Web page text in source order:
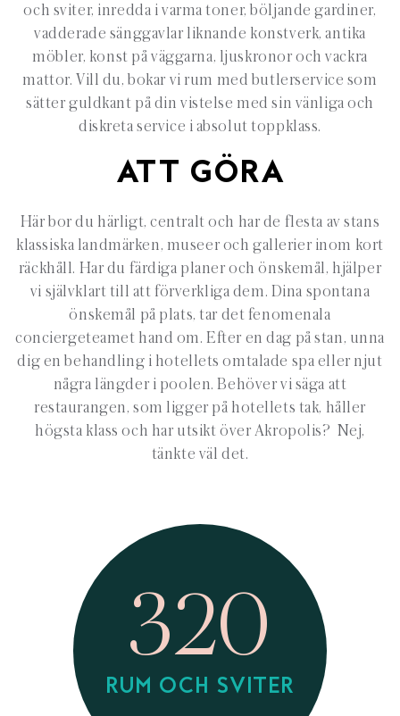
och sviter, inredda i varma toner, böljande gardiner,
vadderade sänggavlar liknande konstverk, antika
möbler, konst på väggarna, ljuskronor och vackra
mattor. Vill du, bokar vi rum med butlerservice som
sätter guldkant på din vistelse med sin vänliga och
diskreta service i absolut toppklass.
ATT GÖRA
Här bor du härligt, centralt och har de flesta av stans
klassiska landmärken, museer och gallerier inom kort
räckhåll. Har du färdiga planer och önskemål, hjälper
vi självklart till att förverkliga dem. Dina spontana
önskemål på plats, tar det fenomenala
conciergeteamet hand om. Efter en dag på stan, unna
dig en behandling i hotellets omtalade spa eller njut
några längder i poolen. Behöver vi säga att
restaurangen, som ligger på hotellets tak, håller
högsta klass och har utsikt över Akropolis? Nej,
tänkte väl det.
320
RUM OCH SVITER